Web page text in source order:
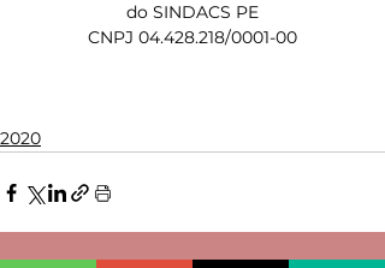
do SINDACS PE
CNPJ 04.428.218/0001-00
2020